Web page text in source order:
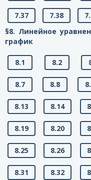
7.37 7.38
§8. Линейное
график
8.1 8.2
8.7 8.8
8.13 8.14
8.19 8.20
8.25 8.26
8.31 8.32